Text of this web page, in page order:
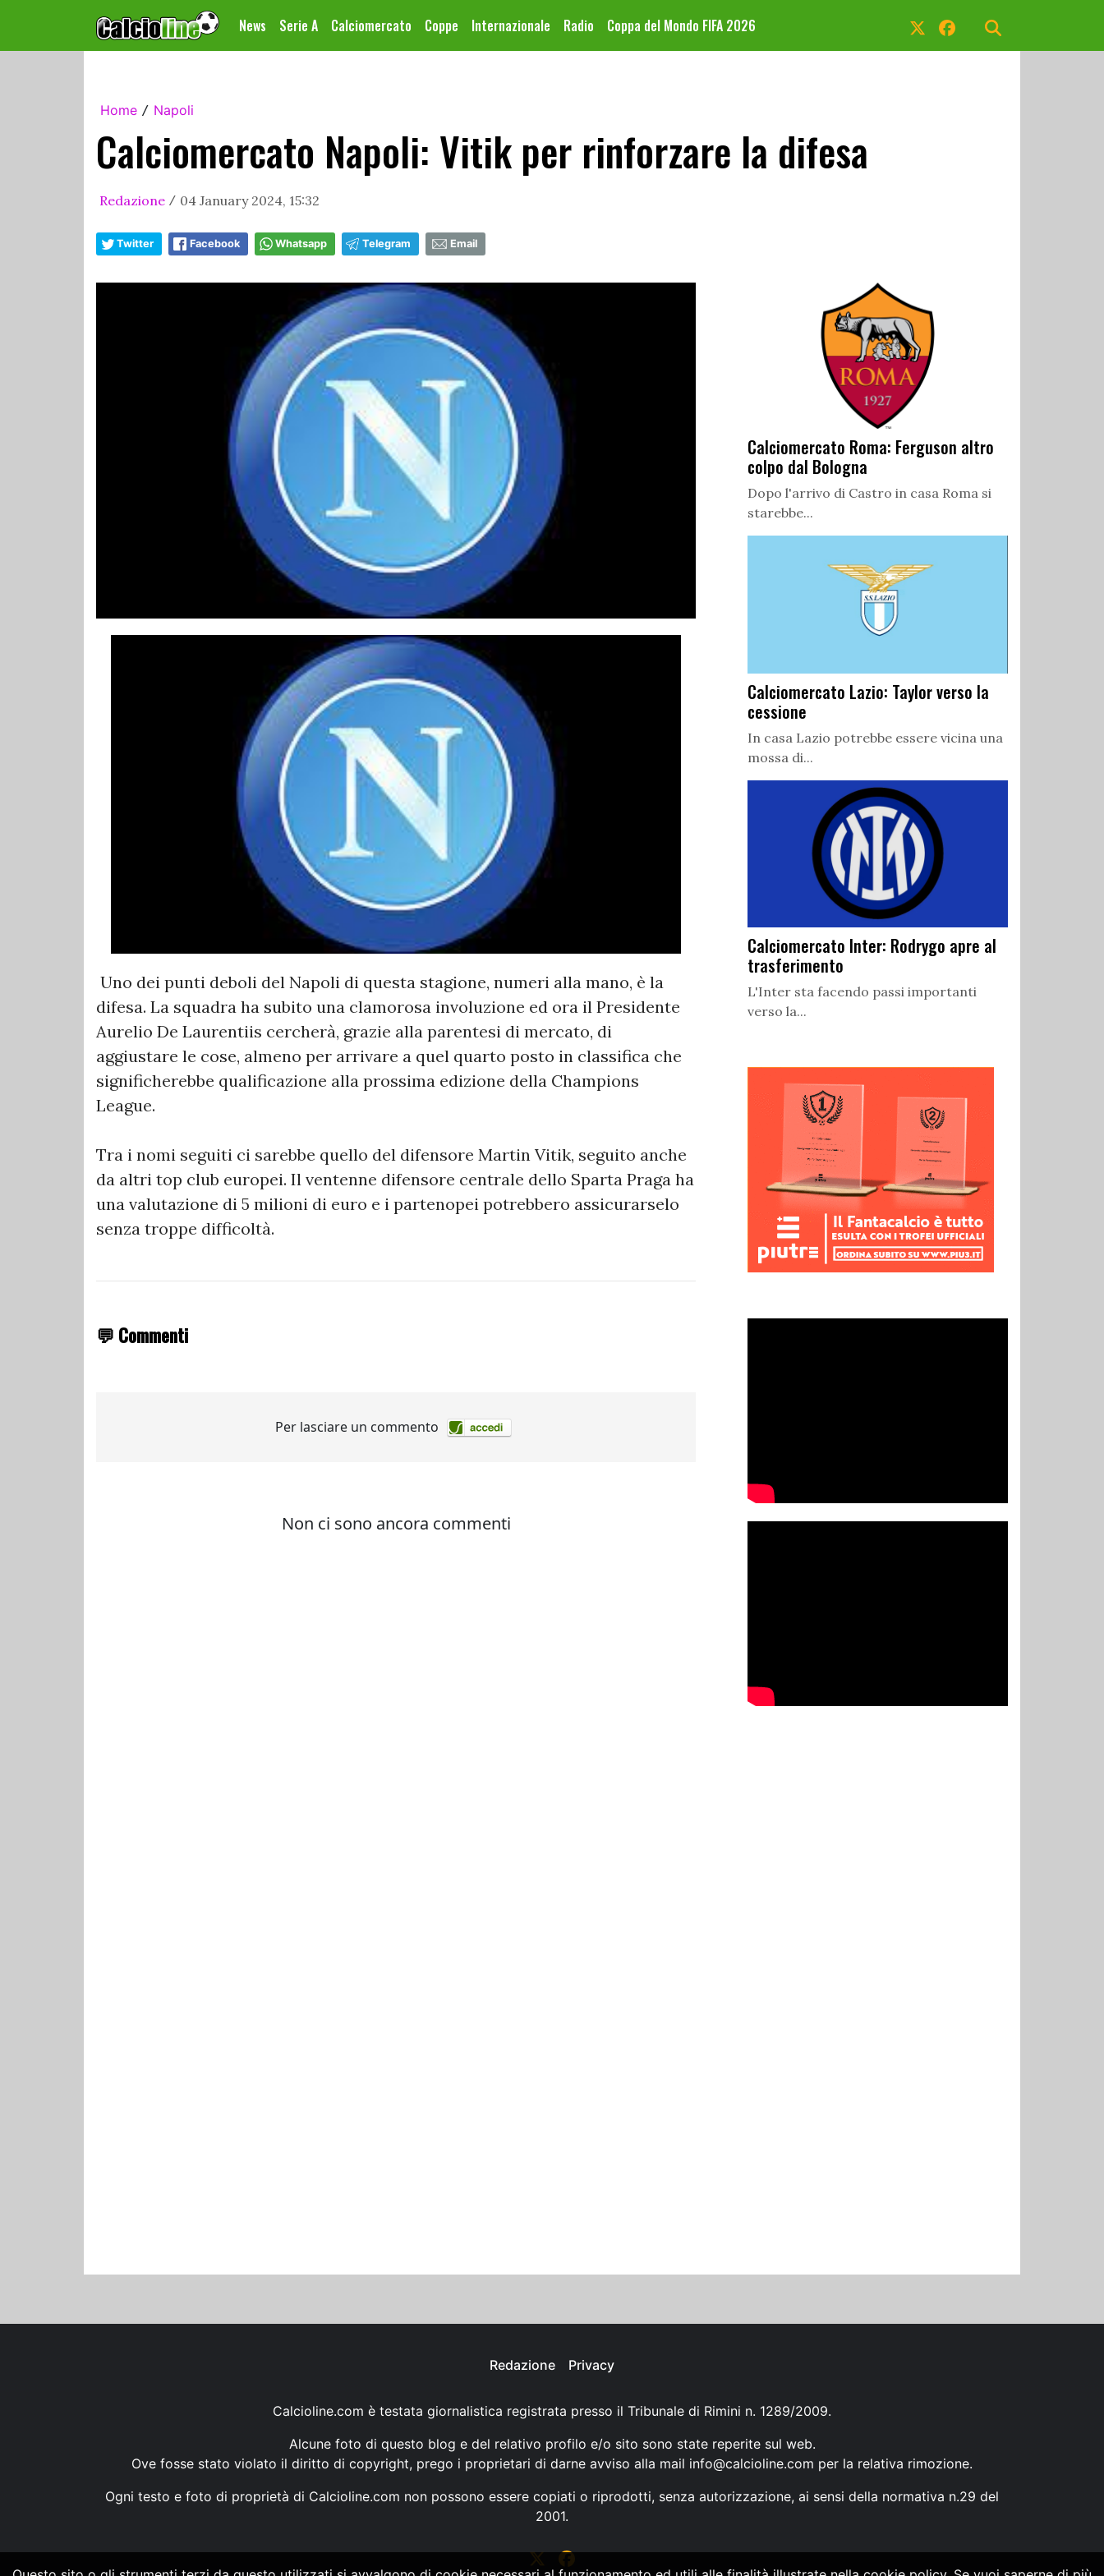
News Serie A Calciomercato Coppe Internazionale Radio Coppa del Mondo FIFA 2026
Home / Napoli
Calciomercato Napoli: Vitik per rinforzare la difesa
Redazione / 04 January 2024, 15:32
Twitter Facebook Whatsapp Telegram Email
Uno dei punti deboli del Napoli di questa stagione, numeri alla mano, è la
difesa. La squadra ha subito una clamorosa involuzione ed ora il Presidente
Aurelio De Laurentiis cercherà, grazie alla parentesi di mercato, di
aggiustare le cose, almeno per arrivare a quel quarto posto in classifica che
significherebbe qualificazione alla prossima edizione della Champions
League.
Tra i nomi seguiti ci sarebbe quello del difensore Martin Vitik, seguito anche
da altri top club europei. Il ventenne difensore centrale dello Sparta Praga ha
una valutazione di 5 milioni di euro e i partenopei potrebbero assicurarselo
senza troppe difficoltà.
💬 Commenti
Calciomercato Roma: Ferguson altro
colpo dal Bologna
Dopo l'arrivo di Castro in casa Roma si
starebbe...
Calciomercato Lazio: Taylor verso la
cessione
In casa Lazio potrebbe essere vicina una
mossa di...
Calciomercato Inter: Rodrygo apre al
trasferimento
L'Inter sta facendo passi importanti
verso la...
Redazione Privacy
Calcioline.com è testata giornalistica registrata presso il Tribunale di Rimini n. 1289/2009.
Alcune foto di questo blog e del relativo profilo e/o sito sono state reperite sul web.
Ove fosse stato violato il diritto di copyright, prego i proprietari di darne avviso alla mail info@calcioline.com per la relativa rimozione.
Ogni testo e foto di proprietà di Calcioline.com non possono essere copiati o riprodotti, senza autorizzazione, ai sensi della normativa n.29 del
2001.